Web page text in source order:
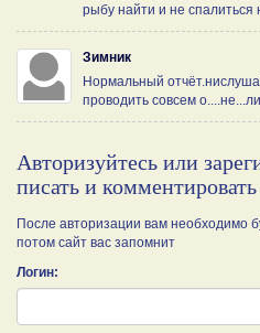
рыбу найти и не спалиться
Зимник
Нормальный
проводить совсем о....не...ли
Авторизуйтесь или
писать и комментировать
После авторизации вам необходимо
потом сайт вас запомнит
Логин: